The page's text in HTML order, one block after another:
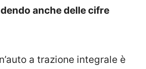
anche delle cifre
a trazione integrale è